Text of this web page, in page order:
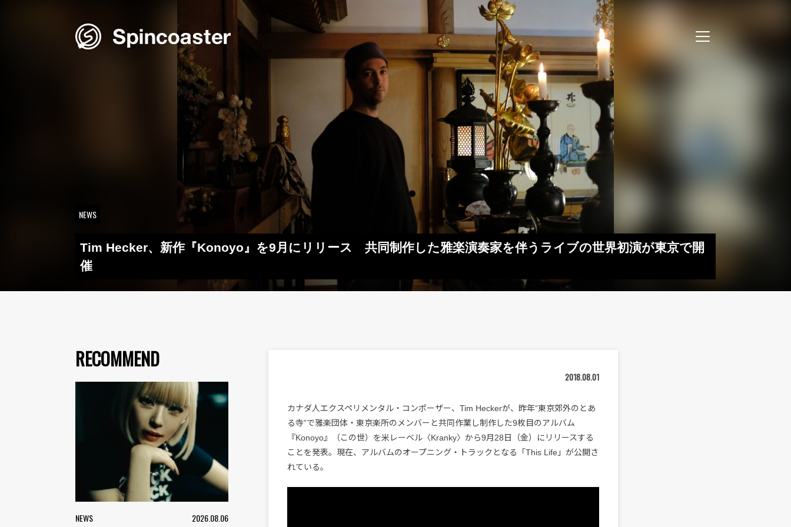
NEWS
Tim Hecker、新作『Konoyo』を9月にリリース 共同制作した雅楽演奏家を伴うライブの世界初演が東京で開
催
RECOMMEND
NEWS 2026.08.06
2018.08.01
カナダ人エクスペリメンタル・コンポーザー、Tim Heckerが、昨年“東京郊外のとあ
る寺”で雅楽団体・東京楽所のメンバーと共同作業し制作した9枚目のアルバム
『Konoyo』（この世）を米レーベル〈Kranky〉から9月28日（金）にリリースする
ことを発表。現在、アルバムのオープニング・トラックとなる「This Life」が公開さ
れている。